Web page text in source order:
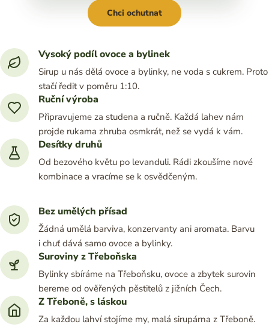
Vysoký podíl ovoce a bylinek
Sirup u nás dělá ovoce a bylinky, ne voda s cukrem. Proto
stačí ředit v poměru 1:10.
Ruční výroba
Připravujeme za studena a ručně. Každá lahev nám
projde rukama zhruba osmkrát, než se vydá k vám.
Desítky druhů
Od bezového květu po levanduli. Rádi zkoušíme nové
kombinace a vracíme se k osvědčeným.
Chci ochutnat
Bez umělých přísad
Žádná umělá barviva, konzervanty ani aromata. Barvu
i chuť dává samo ovoce a bylinky.
Suroviny z Třeboňska
Bylinky sbíráme na Třeboňsku, ovoce a zbytek surovin
bereme od ověřených pěstitelů z jižních Čech.
Z Třeboně, s láskou
Za každou lahví stojíme my, malá sirupárna z Třeboně.